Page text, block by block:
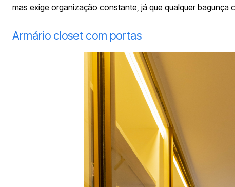
mas exige organização constante, já que qualquer
Armário closet com portas